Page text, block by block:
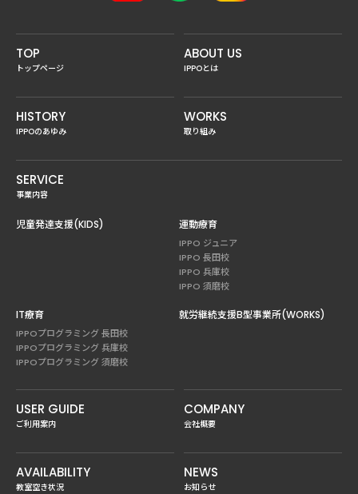
TOP
トップページ
ABOUT US
IPPOとは
HISTORY
IPPOのあゆみ
WORKS
取り組み
SERVICE
事業内容
児童発達支援(KIDS) 運動療育
IPPO ジュニア
IPPO 長田校
IPPO 兵庫校
IPPO 須磨校
IT療育
IPPOプログラミング 長田校
IPPOプログラミング 兵庫校
IPPOプログラミング 須磨校
就労継続支援B型事業所(WORKS)
USER GUIDE
ご利用案内
COMPANY
会社概要
AVAILABILITY
教室空き状況
NEWS
お知らせ